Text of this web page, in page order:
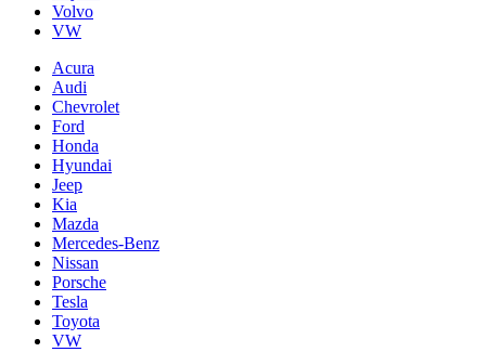
Volvo
VW
Acura
Audi
Chevrolet
Ford
Honda
Hyundai
Jeep
Kia
Mazda
Mercedes-Benz
Nissan
Porsche
Tesla
Toyota
VW